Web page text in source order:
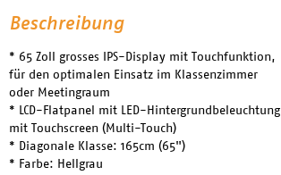
Beschreibung
* 65 Zoll grosses IPS-Display mit Touchfunktion,
für den optimalen Einsatz im Klassenzimmer
oder Meetingraum
* LCD-Flatpanel mit LED-Hintergrundbeleuchtung
mit Touchscreen (Multi-Touch)
* Diagonale Klasse: 165cm (65")
* Farbe: Hellgrau